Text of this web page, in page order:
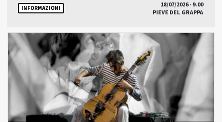
INFORMAZIONI
18/07/2026 - 9.00
PIEVE DEL GRAPPA